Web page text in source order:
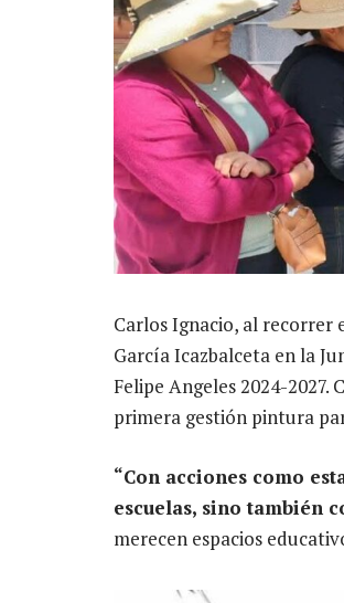
Carlos Ignacio, al recorrer
García Icazbalceta en la
Felipe Angeles 2024-2027.
primera gestión pintura
“Con acciones como
escuelas, sino también
merecen espacios